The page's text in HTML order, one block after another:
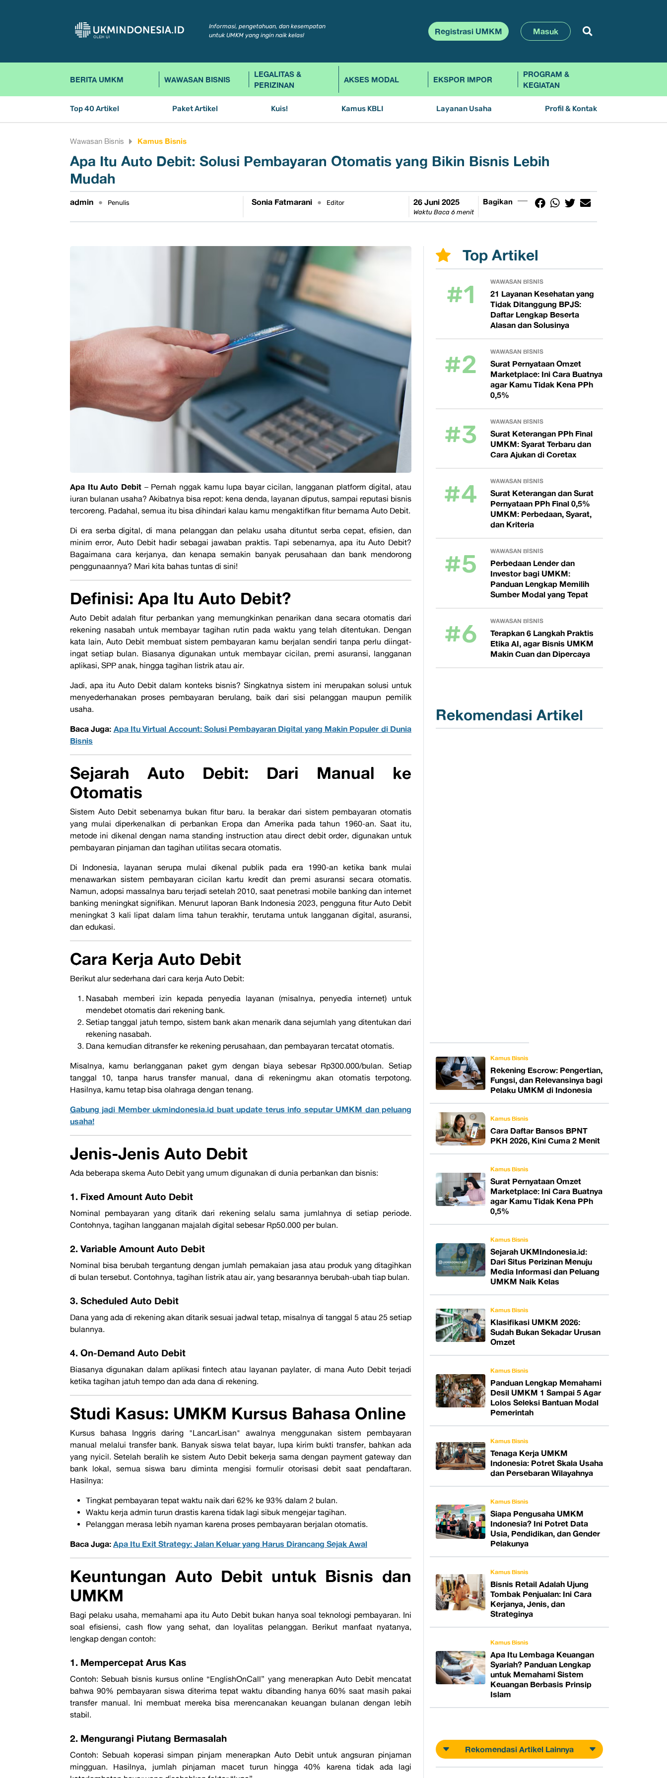
Informasi, pengetahuan, dan kesempatan
untuk UMKM yang ingin naik kelas!
Registrasi UMKM Masuk
BERITA UMKM WAWASAN BISNIS
LEGALITAS &
PERIZINAN
AKSES MODAL EKSPOR IMPOR
PROGRAM &
KEGIATAN
Top 40 Artikel Paket Artikel Kuis! Kamus KBLI Layanan Usaha Profil & Kontak
Wawasan Bisnis Kamus Bisnis
Apa Itu Auto Debit: Solusi Pembayaran Otomatis yang Bikin Bisnis Lebih
Mudah
admin • Penulis Sonia Fatmarani • Editor
26 Juni 2025
Waktu Baca 6 menit
Bagikan
Apa Itu Auto Debit– Pernah nggak kamu lupa bayar cicilan, langganan platform digital, atau
iuran bulanan usaha? Akibatnya bisa repot: kena denda, layanan diputus, sampai reputasi bisnis
tercoreng. Padahal, semua itu bisa dihindari kalau kamu mengaktifkan fitur bernama Auto Debit.
Di era serba digital, di mana pelanggan dan pelaku usaha dituntut serba cepat, efisien, dan
minim error, Auto Debit hadir sebagai jawaban praktis. Tapi sebenarnya,apa itu Auto Debit?
Bagaimana cara kerjanya, dan kenapa semakin banyak perusahaan dan bank mendorong
penggunaannya? Mari kita bahas tuntas di sini!
Definisi: Apa Itu Auto Debit?
Auto Debit adalah fitur perbankan yang memungkinkan penarikan dana secara otomatis dari
rekening nasabah untuk membayar tagihan rutin pada waktu yang telah ditentukan. Dengan
kata lain, Auto Debitmembuat sistem pembayaran kamu berjalan sendiri tanpa perlu diingat-
ingat setiap bulan. Biasanya digunakan untuk membayar cicilan, premi asuransi, langganan
aplikasi, SPP anak, hingga tagihan listrik atau air.
Jadi, apa itu Auto Debit dalam konteks bisnis? Singkatnya sistem ini merupakan solusi untuk
menyederhanakan proses pembayaran berulang, baik dari sisi pelanggan maupun pemilik
usaha.
Baca Juga: Apa Itu Virtual Account: Solusi Pembayaran Digital yang Makin Populer di Dunia
Bisnis
Sejarah Auto Debit: Dari Manual ke
Otomatis
Sistem Auto Debit sebenarnya bukan fitur baru. Ia berakar dari sistem pembayaran otomatis
yang mulai diperkenalkan di perbankan Eropa dan Amerika pada tahun 1960-an. Saat itu,
metode ini dikenal dengan namastanding instruction atau direct debit order, digunakan untuk
pembayaran pinjaman dan tagihan utilitas secara otomatis.
Di Indonesia, layanan serupa mulai dikenal publik pada era 1990-an ketika bank mulai
menawarkan sistem pembayaran cicilan kartu kredit dan premi asuransi secara otomatis.
Namun, adopsi massalnya baru terjadi setelah 2010, saat penetrasi mobile bankingdan internet
bankingmeningkat signifikan. Menurut laporan Bank Indonesia 2023, pengguna fitur Auto Debit
meningkat 3 kali lipat dalam lima tahun terakhir, terutama untuk langganan digital, asuransi,
dan edukasi.
Cara Kerja Auto Debit
Berikut alur sederhana dari cara kerja Auto Debit:
Nasabah memberi izin kepada penyedia layanan (misalnya, penyedia internet) untuk
mendebet otomatis dari rekening bank.
Setiap tanggal jatuh tempo, sistem bank akan menarik dana sejumlah yang ditentukan dari
rekening nasabah.
Dana kemudian ditransfer ke rekening perusahaan, dan pembayaran tercatat otomatis.
Misalnya, kamu berlangganan paketgym dengan biaya sebesar Rp300.000/bulan. Setiap
tanggal 10, tanpa harus transfer manual, dana di rekeningmu akan otomatis terpotong.
Hasilnya, kamu tetap bisa olahraga dengan tenang.
Gabung jadi Member ukmindonesia.id buat update terus info seputar UMKM dan peluang
usaha!
Jenis-Jenis Auto Debit
Ada beberapa skema Auto Debityang umum digunakan di dunia perbankan dan bisnis:
1. Fixed Amount Auto Debit
Nominal pembayaran yang ditarik dari rekening selalu sama jumlahnya di setiap periode.
Contohnya, tagihan langganan majalah digital sebesar Rp50.000 per bulan.
2. Variable Amount Auto Debit
Nominal bisa berubah tergantung dengan jumlah pemakaian jasa atau produk yang ditagihkan
di bulan tersebut. Contohnya, tagihan listrik atau air, yang besarannya berubah-ubah tiap bulan.
3. Scheduled Auto Debit
Dana yang ada di rekeningakan ditarik sesuai jadwal tetap, misalnya di tanggal 5 atau 25 setiap
bulannya.
4. On-Demand Auto Debit
Biasanya digunakan dalam aplikasifintech atau layanan paylater, di manaAuto Debitterjadi
ketika tagihan jatuh tempo dan ada dana di rekening.
Studi Kasus: UMKM Kursus Bahasa Online
Kursus bahasa Inggris daring "LancarLisan" awalnya menggunakan sistem pembayaran
manual melalui transfer bank. Banyak siswa telat bayar, lupa kirim bukti transfer, bahkan ada
yang nyicil. Setelah beralih ke sistem Auto Debit bekerja sama dengan payment gatewaydan
bank lokal, semua siswa baru diminta mengisi formulir otorisasi debit saat pendaftaran.
Hasilnya:
Tingkat pembayaran tepat waktu naik dari 62% ke 93% dalam 2 bulan.
Waktu kerja admin turun drastis karena tidak lagi sibuk mengejar tagihan.
Pelanggan merasa lebih nyaman karena proses pembayaran berjalan otomatis.
Baca Juga: Apa Itu Exit Strategy: Jalan Keluar yang Harus Dirancang Sejak Awal
Keuntungan Auto Debit untuk Bisnis dan
UMKM
Bagi pelaku usaha, memahamiapa itu Auto Debitbukan hanya soal teknologi pembayaran. Ini
soal efisiensi, cash flow yang sehat, dan loyalitas pelanggan. Berikut manfaat nyatanya,
lengkap dengan contoh:
1. Mempercepat Arus Kas
Contoh: Sebuah bisnis kursusonline “EnglishOnCall” yang menerapkan Auto Debit mencatat
bahwa 90% pembayaran siswa diterima tepat waktu dibanding hanya 60% saat masih pakai
transfer manual. Ini membuat mereka bisa merencanakan keuangan bulanan dengan lebih
stabil.
2. Mengurangi Piutang Bermasalah
Contoh: Sebuah koperasi simpan pinjam menerapkan Auto Debit untuk angsuran pinjaman
mingguan. Hasilnya, jumlah pinjaman macet turun hingga 40% karena tidak ada lagi
Top Artikel
#1 WAWASAN BISNIS
21 Layanan Kesehatan yang
Tidak Ditanggung BPJS:
Daftar Lengkap Beserta
Alasan dan Solusinya
#2 WAWASAN BISNIS
Surat Pernyataan Omzet
Marketplace: Ini Cara Buatnya
agar Kamu Tidak Kena PPh
0,5%
#3 WAWASAN BISNIS
Surat Keterangan PPh Final
UMKM: Syarat Terbaru dan
Cara Ajukan di Coretax
#4 WAWASAN BISNIS
Surat Keterangan dan Surat
Pernyataan PPh Final 0,5%
UMKM: Perbedaan, Syarat,
dan Kriteria
#5 WAWASAN BISNIS
Perbedaan Lender dan
Investor bagi UMKM:
Panduan Lengkap Memilih
Sumber Modal yang Tepat
#6 WAWASAN BISNIS
Terapkan 6 Langkah Praktis
Etika AI, agar Bisnis UMKM
Makin Cuan dan Dipercaya
Rekomendasi Artikel
Kamus Bisnis
Rekening Escrow: Pengertian,
Fungsi, dan Relevansinya bagi
Pelaku UMKM di Indonesia
Kamus Bisnis
Cara Daftar Bansos BPNT
PKH 2026, Kini Cuma 2 Menit
Kamus Bisnis
Surat Pernyataan Omzet
Marketplace: Ini Cara Buatnya
agar Kamu Tidak Kena PPh
0,5%
Kamus Bisnis
Sejarah UKMIndonesia.id:
Dari Situs Perizinan Menuju
Media Informasi dan Peluang
UMKM Naik Kelas
Kamus Bisnis
Klasifikasi UMKM 2026:
Sudah Bukan Sekadar Urusan
Omzet
Kamus Bisnis
Panduan Lengkap Memahami
Desil UMKM 1 Sampai 5 Agar
Lolos Seleksi Bantuan Modal
Pemerintah
Kamus Bisnis
Tenaga Kerja UMKM
Indonesia: Potret Skala Usaha
dan Persebaran Wilayahnya
Kamus Bisnis
Siapa Pengusaha UMKM
Indonesia? Ini Potret Data
Usia, Pendidikan, dan Gender
Pelakunya
Kamus Bisnis
Bisnis Retail Adalah Ujung
Tombak Penjualan: Ini Cara
Kerjanya, Jenis, dan
Strateginya
Kamus Bisnis
Apa Itu Lembaga Keuangan
Syariah? Panduan Lengkap
untuk Memahami Sistem
Keuangan Berbasis Prinsip
Islam
Rekomendasi Artikel Lainnya